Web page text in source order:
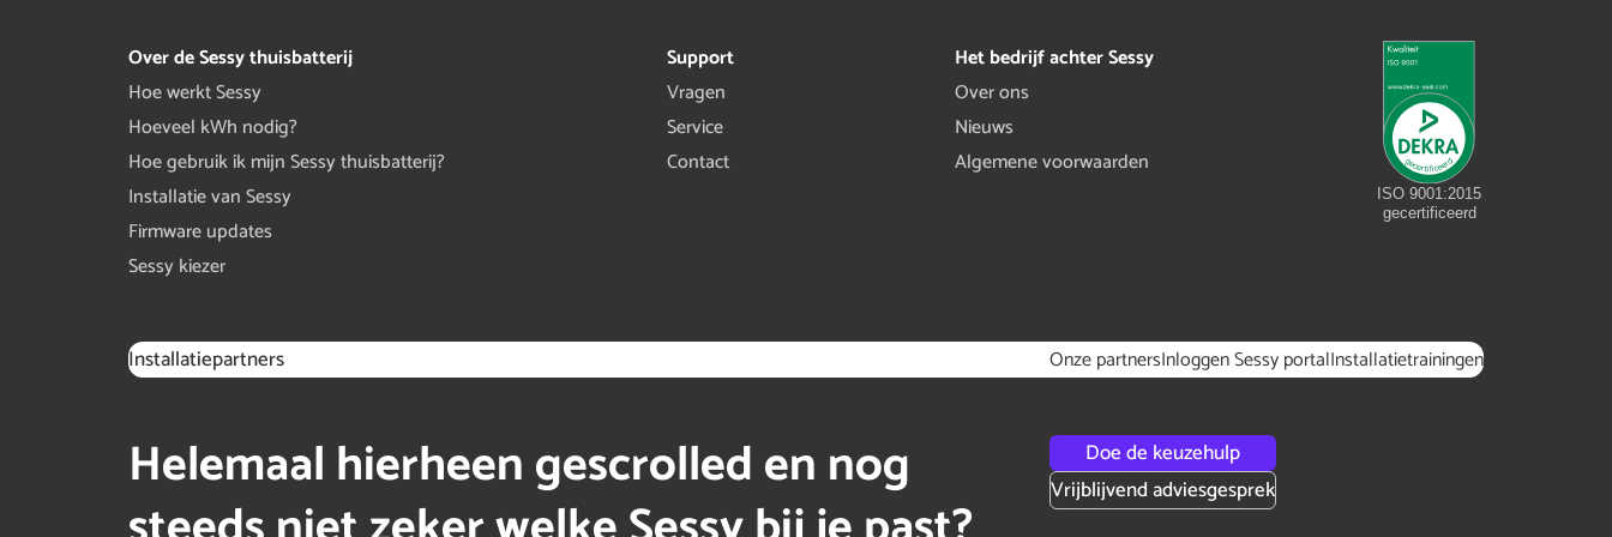
Over de Sessy thuisbatterij
Hoe werkt Sessy
Hoeveel kWh nodig?
Hoe gebruik ik mijn Sessy thuisbatterij?
Installatie van Sessy
Firmware updates
Sessy kiezer
Support
Vragen
Service
Contact
Het bedrijf achter Sessy
Over ons
Nieuws
Algemene voorwaarden
ISO 9001:2015
gecertificeerd
Installatiepartners Onze partnersInloggen Sessy portalInstallatietrainingen
Helemaal hierheen gescrolled en nog
Doe de keuzehulp
Vrijblijvend adviesgesprek